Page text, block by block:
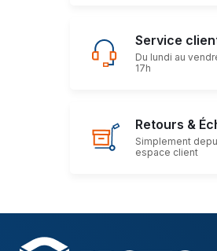
Service
Du lundi au
17h
Retours &
Simplement
espace client